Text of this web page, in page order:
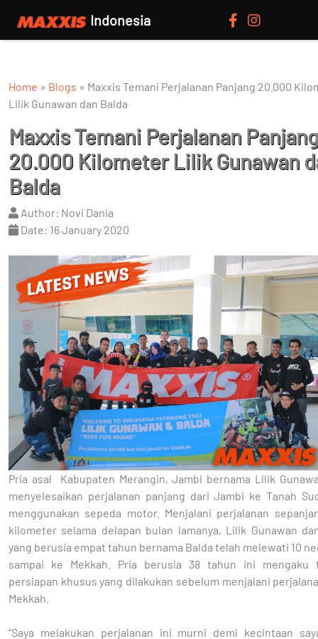
Indonesia
Home » Blogs » Maxxis Temani Perjalanan Panjang 20.000
Lilik Gunawan dan Balda
Maxxis Temani Perjalanan Panjang
20.000 Kilometer Lilik Gunawan
Balda
Author: Novi Dania
Date: 16 January 2020
Pria asal Kabupaten Merangin, Jambi bernama Lilik
menyelesaikan perjalanan panjang dari Jambi ke Tanah
menggunakan sepeda motor. Menjalani perjalanan
kilometer selama delapan bulan lamanya, Lilik Gunawan
yang berusia empat tahun bernama Balda telah melewati 10
sampai ke Mekkah. Pria berusia 38 tahun ini mengaku
persiapan khusus yang dilakukan sebelum menjalani
Mekkah.
“Saya melakukan perjalanan ini murni demi kecintaan